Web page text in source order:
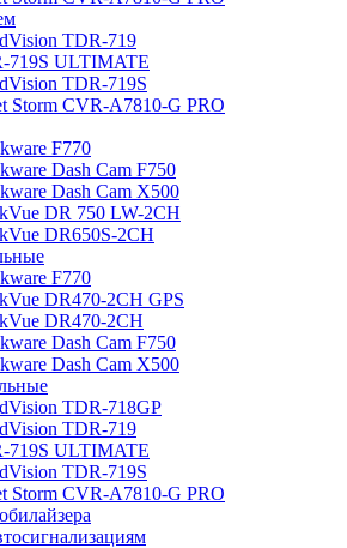
TDR-719
719S ULTIMATE
TDR-719S
Storm CVR-A7810-G PRO
F770
Dash Cam F750
Dash Cam X500
DR 750 LW-2CH
DR650S-2CH
F770
DR470-2CH GPS
DR470-2CH
Dash Cam F750
Dash Cam X500
TDR-718GP
TDR-719
719S ULTIMATE
TDR-719S
Storm CVR-A7810-G PRO